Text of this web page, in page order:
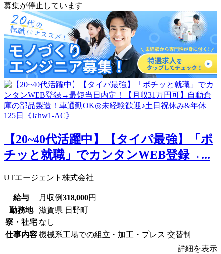
募集が停止しています
【20~40代活躍中】【タイパ最強】「ポ
チッと就職」でカンタンWEB登録→...
UTエージェント株式会社
給与 月収例318,000円
勤務地
滋賀県 日野町
寮・社宅 なし
仕事内容 機械系工場での組立・加工・プレス 交替制
詳細を表示